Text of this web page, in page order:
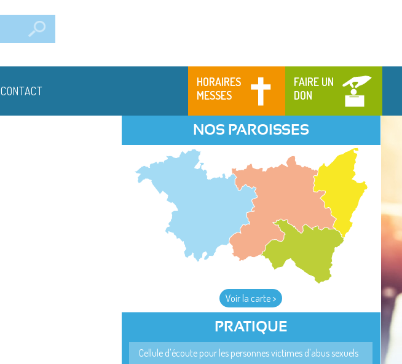
HORAIRES
MESSES
FAIRE UN
DON
CONTACT
NOS PAROISSES
Voir la carte >
PRATIQUE
Cellule d'écoute pour les personnes victimes d'abus sexuels